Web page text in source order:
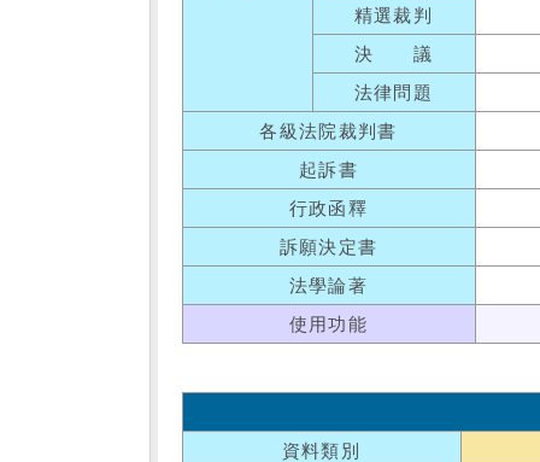
精選裁判
決 議
法律問題
各級法院裁判書
起訴書
行政函釋
訴願決定書
法學論著
使用功能
資料類別